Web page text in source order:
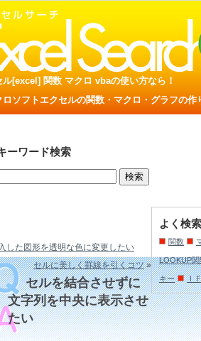
ル[excel] 関数 マクロ vbaの使い方なら！
ロソフトエクセルの関数・マクロ・グラフの
ーワード検索
よく検
関数
LOOKUP関
キー Ｉ
した図形を透明な色に変更したい
セルに美しく罫線を引くコツ»
セルを結合させずに
文字列を中央に表示させ
たい